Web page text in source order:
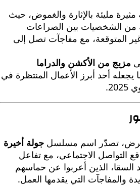
بالإثارة والغموض، حيث
بين الصراعات
مع مفاجآت تصل إلى
الأكشن والدراما
أبرز الأعمال المنتظرة في
تصدّر اسم مسلسلجولة أخيرة
الاجتماعي، مع تفاعل
أعربوا عن حماسهم
التي يقدمها العمل.